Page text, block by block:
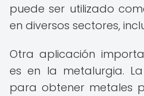
puede ser utilizado
en diversos sectores,
Otra aplicación
es en la metalurgia.
para obtener metales